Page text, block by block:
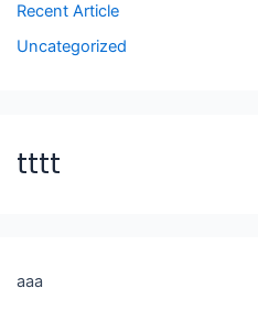
Recent Article
Uncategorized
tttt
aaa